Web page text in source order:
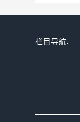
栏目导航: